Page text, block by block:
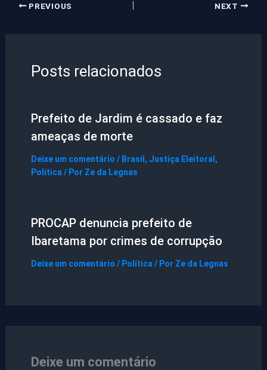
PREVIOUS NEXT
Posts relacionados
Prefeito de Jardim é cassado e faz
ameaças de morte
Deixe um comentário / Brasil, Justiça Eleitoral,
Política / Por Ze da Legnas
PROCAP denuncia prefeito de
Ibaretama por crimes de corrupção
Deixe um comentário / Política / Por Ze da Legnas
Deixe um comentário